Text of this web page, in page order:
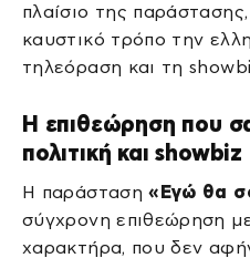
πλαίσιο της
καυστικό τρόπο την
τηλεόραση και τη
Η επιθεώρηση που
πολιτική και showbiz
Η παράσταση«Εγώ θα
σύγχρονη επιθεώρηση
χαρακτήρα, που δεν